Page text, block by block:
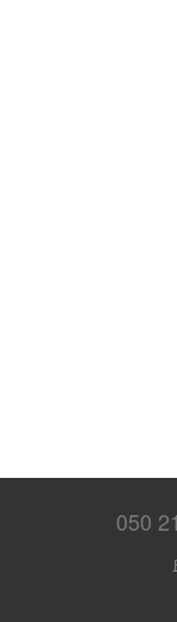
050